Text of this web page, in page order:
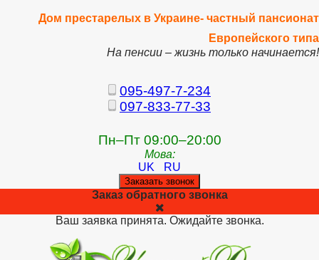
Дом престарелых в Украине- частный пансионат
Европейского типа
На пенсии – жизнь только начинается!
095-497-7-234
097-833-77-33
Пн–Пт 09:00–20:00
Мова:
UK
RU
Заказать звонок
Заказ обратного звонка
Ваш заявка принята. Ожидайте звонка.